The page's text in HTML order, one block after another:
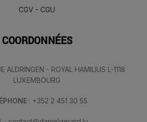
CGV - CGU
COORDONNÉES
ALDRINGEN - ROYAL HAMILIUS L-1118
LUXEMBOURG
: +352 2 451 30 55